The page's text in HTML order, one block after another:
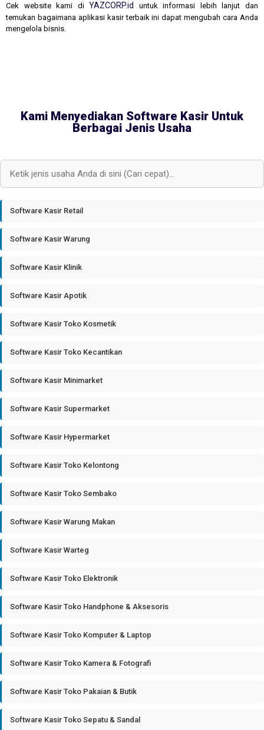
Cek website kami di YAZCORP.id
untuk informasi lebih lanjut dan
temukan bagaimana aplikasi kasir terbaik ini dapat mengubah cara Anda
mengelola bisnis.
Kami Menyediakan Software Kasir Untuk
Berbagai Jenis Usaha
Software Kasir Retail
Software Kasir Warung
Software Kasir Klinik
Software Kasir Apotik
Software Kasir Toko Kosmetik
Software Kasir Toko Kecantikan
Software Kasir Minimarket
Software Kasir Supermarket
Software Kasir Hypermarket
Software Kasir Toko Kelontong
Software Kasir Toko Sembako
Software Kasir Warung Makan
Software Kasir Warteg
Software Kasir Toko Elektronik
Software Kasir Toko Handphone & Aksesoris
Software Kasir Toko Komputer & Laptop
Software Kasir Toko Kamera & Fotografi
Software Kasir Toko Pakaian & Butik
Software Kasir Toko Sepatu & Sandal